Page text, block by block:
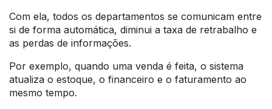
Com ela, todos os departamentos se comunicam entre
si de forma automática, diminui a taxa de retrabalho e
as perdas de informações.
Por exemplo, quando uma venda é feita, o sistema
atualiza o estoque, o financeiro e o faturamento ao
mesmo tempo.